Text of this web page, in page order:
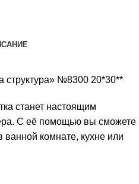
структура» №8300 20*30**
станет настоящим
С её помощью вы сможете
ванной комнате, кухне или